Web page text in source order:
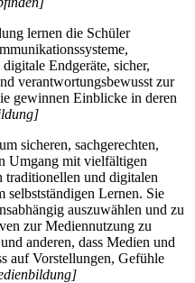
lernen die Schüler
Endgeräte, sicher,
verantwortungsbewusst zur
gewinnen Einblicke in deren
sicheren, sachgerechten,
Umgang mit vielfältigen
und digitalen
selbstständigen Lernen. Sie
auszuwählen und zu
zur Mediennutzung zu
anderen, dass Medien und
auf Vorstellungen, Gefühle